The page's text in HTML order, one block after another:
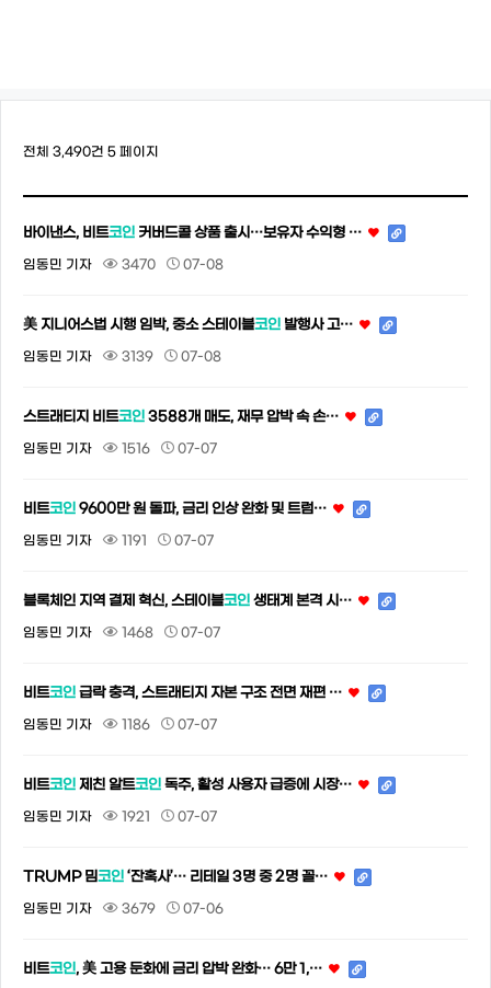
전체 3,490건 5 페이지
바이낸스, 비트코인 커버드콜 상품 출시…보유자 수익형 …
임동민 기자 3470 07-08
美 지니어스법 시행 임박, 중소 스테이블코인 발행사 고…
임동민 기자 3139 07-08
스트래티지 비트코인 3588개 매도, 재무 압박 속 손…
임동민 기자 1516 07-07
비트코인 9600만 원 돌파, 금리 인상 완화 및 트럼…
임동민 기자 1191 07-07
블록체인 지역 결제 혁신, 스테이블코인 생태계 본격 시…
임동민 기자 1468 07-07
비트코인 급락 충격, 스트래티지 자본 구조 전면 재편 …
임동민 기자 1186 07-07
비트코인 제친 알트코인 독주, 활성 사용자 급증에 시장…
임동민 기자 1921 07-07
TRUMP 밈코인 ‘잔혹사’… 리테일 3명 중 2명 꼴…
임동민 기자 3679 07-06
비트코인, 美 고용 둔화에 금리 압박 완화… 6만 1,…